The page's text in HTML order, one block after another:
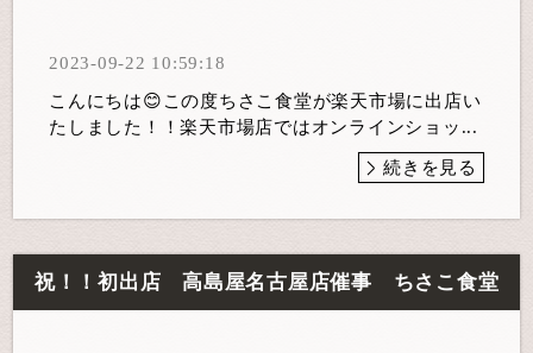
2023-09-22 10:59:18
こんにちは😊この度ちさこ食堂が楽天市場に出店い
たしました！！楽天市場店ではオンラインショッ...
続きを見る
祝！！初出店 高島屋名古屋店催事 ちさこ食堂